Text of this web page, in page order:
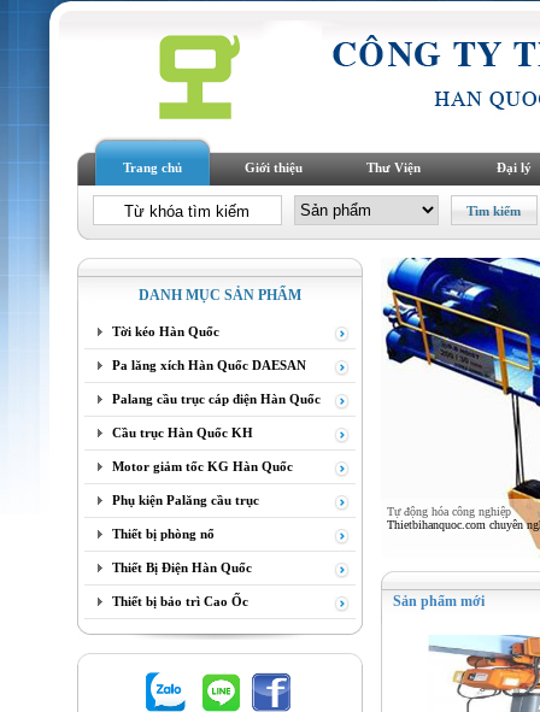
Trang chủ Giới thiệu Thư Viện Đại lý
DANH MỤC SẢN PHẨM
Tời kéo Hàn Quốc
Pa lăng xích Hàn Quốc DAESAN
Palang cầu trục cáp điện Hàn Quốc
Cầu trục Hàn Quốc KH
Motor giảm tốc KG Hàn Quốc
Phụ kiện Palăng cầu trục
Thiết bị phòng nổ
Thiết Bị Điện Hàn Quốc
Thiết bị bảo trì Cao Ốc
Tự động hóa công nghiệp
Thietbihanquoc.com chuyên
Sản phẩm mới